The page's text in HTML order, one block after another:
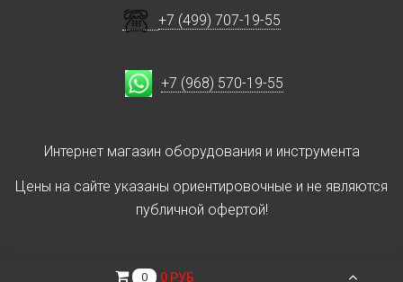
+7 (499) 707-19-55
+7 (968) 570-19-55
Интернет магазин оборудования и инструмента
Цены на сайте указаны ориентировочные и не являются
публичной офертой!
0 0 РУБ